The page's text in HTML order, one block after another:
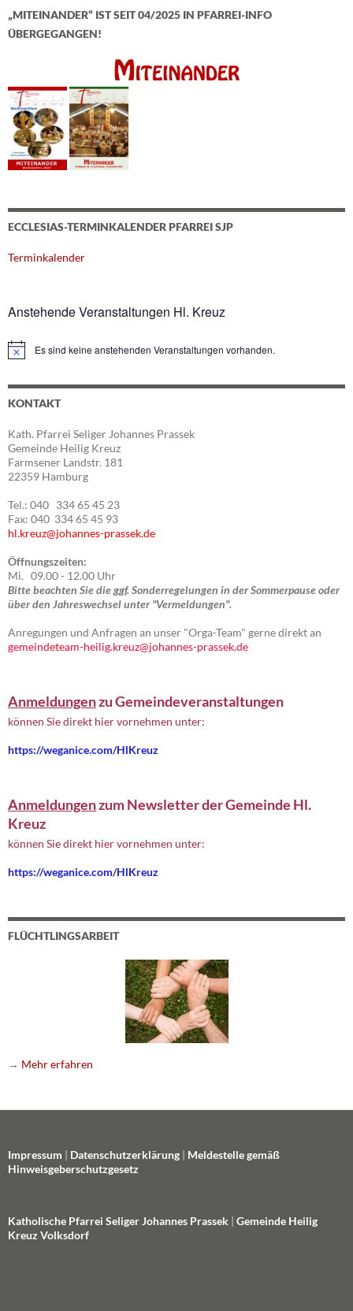
„MITEINANDER“ IST SEIT 04/2025 IN PFARREI-INFO
ÜBERGEGANGEN!
ECCLESIAS-TERMINKALENDER PFARREI SJP
Terminkalender
Anstehende Veranstaltungen Hl. Kreuz
HinweisEs sind keine anstehenden Veranstaltungen vorhanden.
KONTAKT
Kath. Pfarrei Seliger Johannes Prassek
Gemeinde Heilig Kreuz
Farmsener Landstr. 181
22359 Hamburg
Tel.: 040 334 65 45 23
Fax: 040 334 65 45 93
hl.kreuz@johannes-prassek.de
Öffnungszeiten:
Mi. 09.00 - 12.00 Uhr
Bitte beachten Sie die ggf. Sonderregelungen in der Sommerpause oder
über den Jahreswechsel unter "Vermeldungen".
Anregungen und Anfragen an unser "Orga-Team" gerne direkt an
gemeindeteam-heilig.kreuz@johannes-prassek.de
Anmeldungenzu Gemeindeveranstaltungen
können Sie direkt hier vornehmen unter:
https://weganice.com/HlKreuz
Anmeldungenzum Newsletter der Gemeinde Hl.
Kreuz
können Sie direkt hier vornehmen unter:
https://weganice.com/HlKreuz
FLÜCHTLINGSARBEIT
→ Mehr erfahren
Impressum Datenschutzerklärung
Meldestelle gemäß
Hinweisgeberschutzgesetz
Katholische Pfarrei Seliger Johannes Prassek Gemeinde Heilig
Kreuz Volksdorf